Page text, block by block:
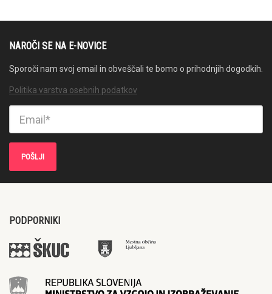
NAROČI SE NA E-NOVICE
Sporoči nam svoj email in obveščali te bomo o prihodnjih dogodkih.
Politika varstva osebnih podatkov
PODPORNIKI